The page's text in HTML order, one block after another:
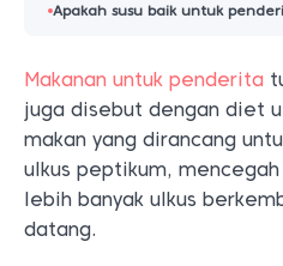
Apakah susu baik untuk
Makanan untuk penderita
juga disebut dengan diet
makan yang dirancang
ulkus peptikum,
lebih banyak ulkus
datang.